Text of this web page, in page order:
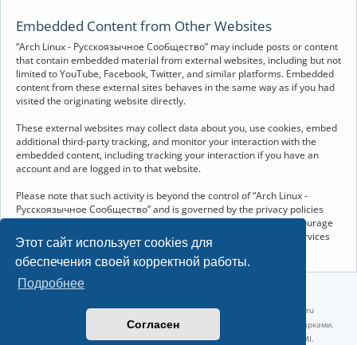
Этот сайт использует cookies для
обеспечения своей корректной работы.
Подробнее
Согласен
Embedded Content from Other Websites
“Arch Linux - Русскоязычное Сообщество” may include posts or content
that contain embedded material from external websites, including but not
limited to YouTube, Facebook, Twitter, and similar platforms. Embedded
content from these external sites behaves in the same way as if you had
visited the originating website directly.
These external websites may collect data about you, use cookies, embed
additional third-party tracking, and monitor your interaction with the
embedded content, including tracking your interaction if you have an
account and are logged in to that website.
Please note that such activity is beyond the control of “Arch Linux -
Русскоязычное Сообщество” and is governed by the privacy policies
and terms of service of the respective external websites. We encourage
you to review the privacy and cookie policies of any third-party services
you interact with through embedded content.
Linux 6.18.40-1-lts x86_64 GNU/Linux 2026-07-26 08:48:12 |
vps reg.ru
Название и логотип Arch Linux ™ являются признанными торговыми марками.
Linux ® — зарегистрированная торговая марка Linus Torvalds и LMI.